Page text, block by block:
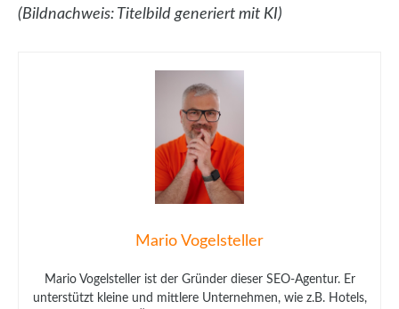
(Bildnachweis: Titelbild generiert mit KI)
Mario Vogelsteller
Mario Vogelsteller ist der Gründer dieser SEO-Agentur. Er
unterstützt kleine und mittlere Unternehmen, wie z.B. Hotels,